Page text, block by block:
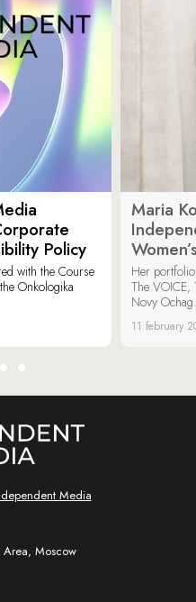
Policy
with the Course
Onkologika
Maria
Her
The VOICE,
Novy Ochag.
11 february
Media
Area, Moscow